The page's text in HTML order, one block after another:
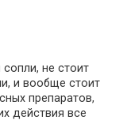
сопли, не стоит
и вообще стоит
препаратов,
действия все